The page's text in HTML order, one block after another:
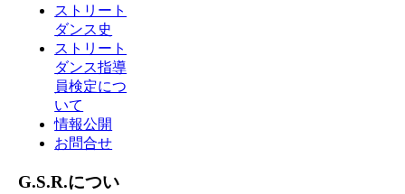
ストリート
ダンス史
ストリート
ダンス指導
員検定につ
いて
情報公開
お問合せ
G.S.R.につい